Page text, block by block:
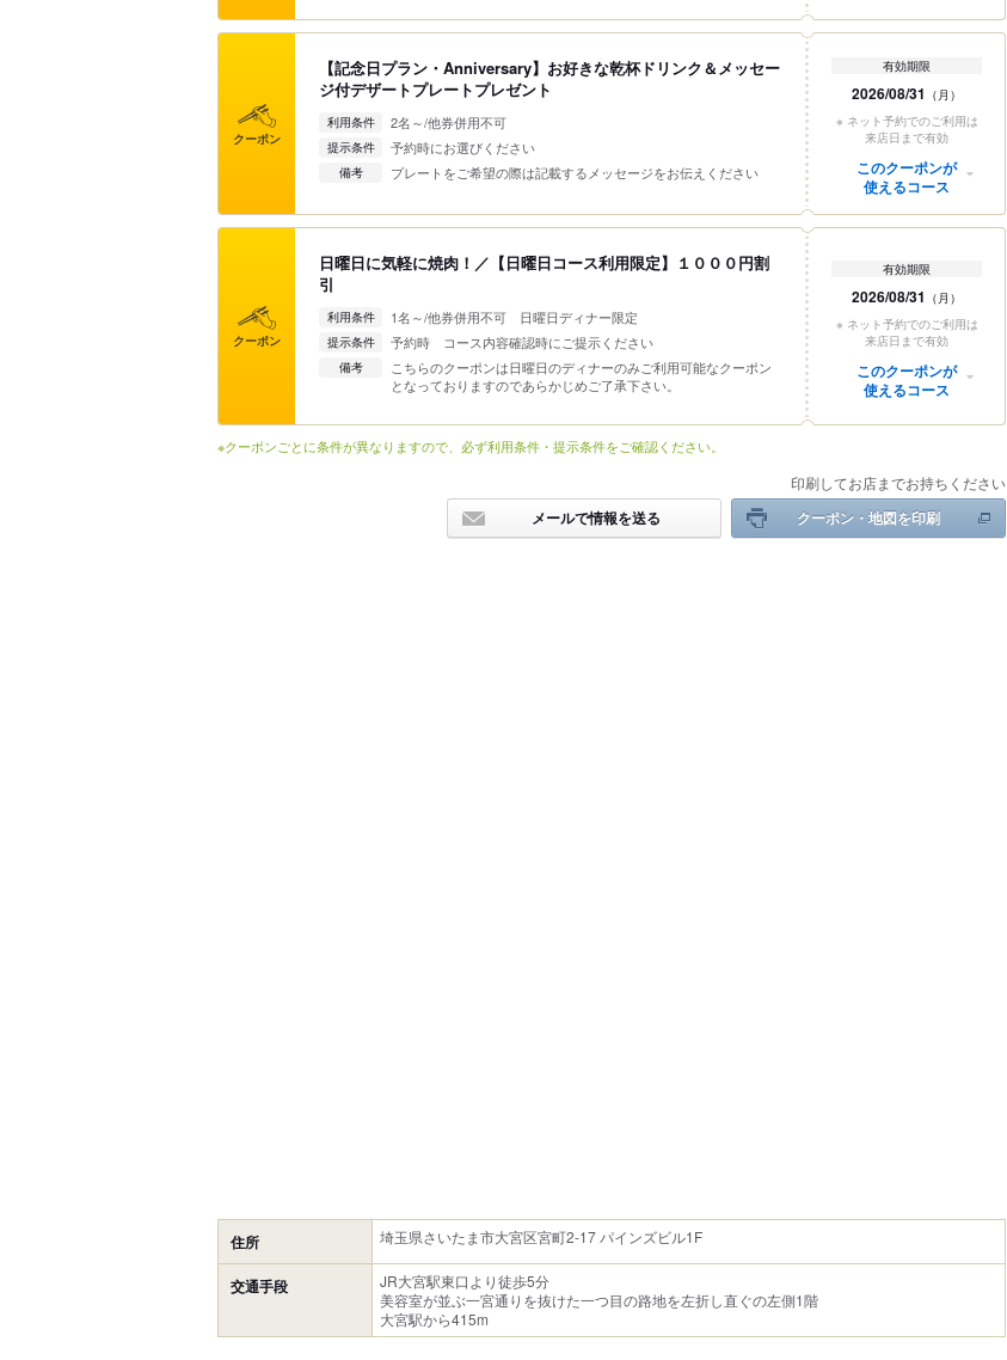
クーポン
【記念日プラン・Anniversary】お好きな乾杯ドリンク＆メッセー
ジ付デザートプレートプレゼント
利用条件 2名～/他券併用不可
提示条件 予約時にお選びください
備考 プレートをご希望の際は記載するメッセージをお伝えください
有効期限
2026/08/31 （月）
※ ネット予約でのご利用は
来店日まで有効
このクーポンが
使えるコース
クーポン
日曜日に気軽に焼肉！／【日曜日コース利用限定】１０００円割
引
利用条件 1名～/他券併用不可 日曜日ディナー限定
提示条件 予約時 コース内容確認時にご提示ください
備考
こちらのクーポンは日曜日のディナーのみご利用可能なクーポン
となっておりますのであらかじめご了承下さい。
有効期限
2026/08/31 （月）
※ ネット予約でのご利用は
来店日まで有効
このクーポンが
使えるコース
※クーポンごとに条件が異なりますので、必ず利用条件・提示条件をご確認ください。
印刷してお店までお持ちください
メールで情報を送る クーポン・地図を印刷
住所 埼玉県さいたま市大宮区宮町2-17 パインズビル1F
交通手段
JR大宮駅東口より徒歩5分
美容室が並ぶ一宮通りを抜けた一つ目の路地を左折し直ぐの左側1階
大宮駅から415m